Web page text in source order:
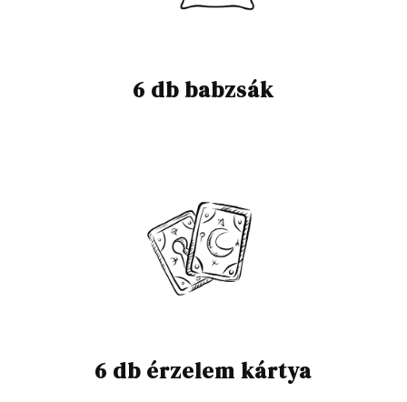
6 db babzsák
6 db érzelem kártya